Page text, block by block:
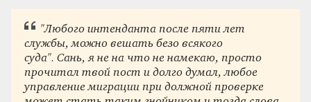
"Любого интенданта после пяти лет
службы, можно вешать безо всякого
суда". Сань, я не на что не намекаю, просто
прочитал твой пост и долго думал, любое
управление миграции при должной проверке